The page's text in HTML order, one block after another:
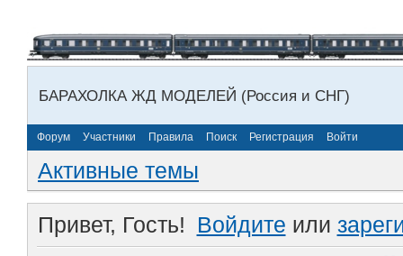
БАРАХОЛКА ЖД МОДЕЛЕЙ (Россия и СНГ)
Форум Участники Правила Поиск Регистрация Войти
Активные темы
Привет, Гость! Войдите или